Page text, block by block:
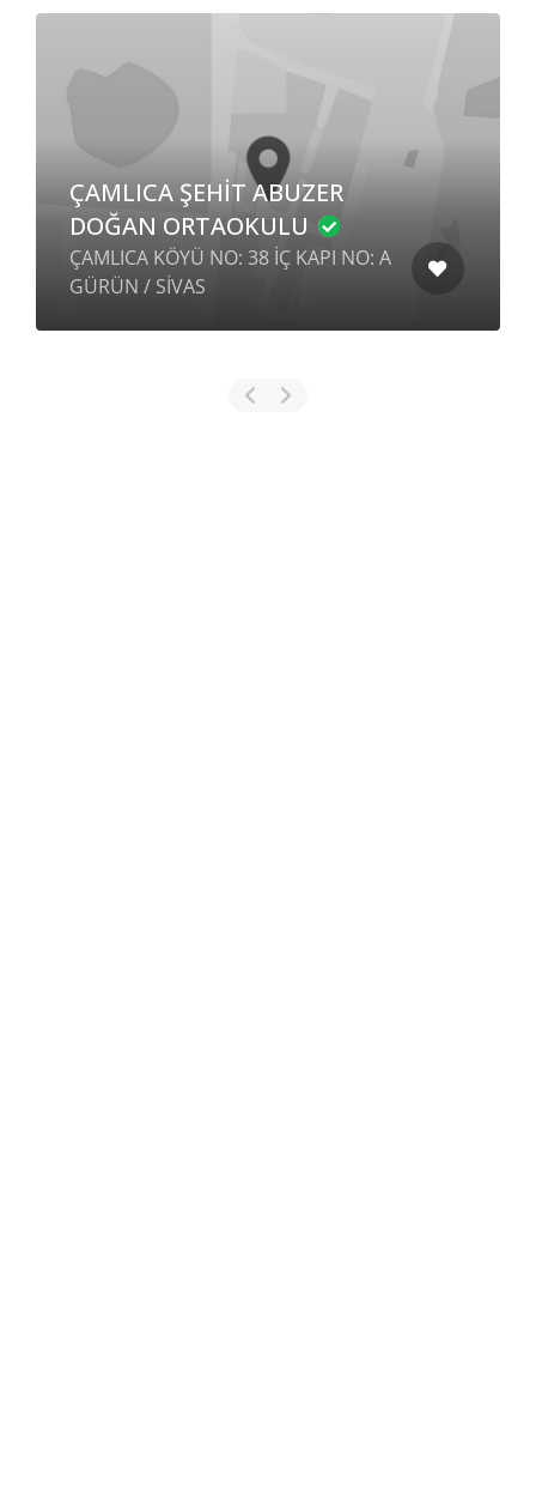
ÇAMLICA ŞEHİT ABUZER
DOĞAN ORTAOKULU
ÇAMLICA KÖYÜ NO: 38 İÇ KAPI NO: A
GÜRÜN / SİVAS